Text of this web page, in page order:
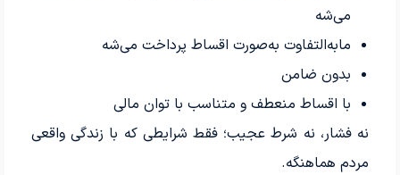
می‌شه
مابه‌التفاوت به‌صورت اقساط پرداخت می‌شه
بدون ضامن
با اقساط منعطف و متناسب با توان مالی
نه فشار، نه شرط عجیب؛ فقط شرایطی که با زندگی واقعی
مردم هماهنگه.